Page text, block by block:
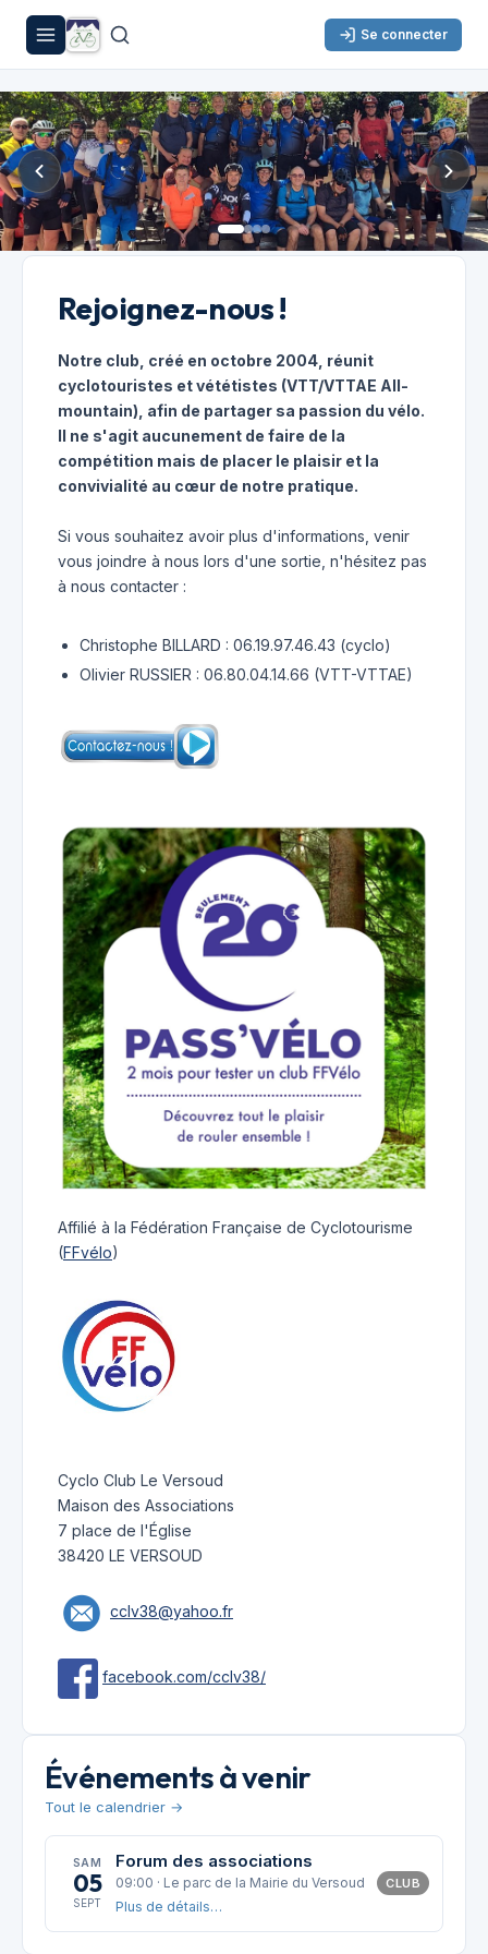
Se connecter
Rejoignez-nous !
Notre club, créé en octobre 2004, réunit
cyclotouristes et vététistes (VTT/VTTAE All-
mountain), afin de partager sa passion du vélo.
Il ne s'agit aucunement de faire de la
compétition mais de placer le plaisir et la
convivialité au cœur de notre pratique.
Si vous souhaitez avoir plus d'informations, venir
vous joindre à nous lors d'une sortie, n'hésitez pas
à nous contacter :
Christophe BILLARD : 06.19.97.46.43 (cyclo)
Olivier RUSSIER : 06.80.04.14.66 (VTT-VTTAE)
Affilié à la Fédération Française de Cyclotourisme
(FFvélo)
Cyclo Club Le Versoud
Maison des Associations
7 place de l'Église
38420 LE VERSOUD
cclv38@yahoo.fr
facebook.com/cclv38/
Événements à venir
Tout le calendrier →
SAM
05
SEPT
Forum des associations
09:00 · Le parc de la Mairie du Versoud
Plus de détails…
CLUB